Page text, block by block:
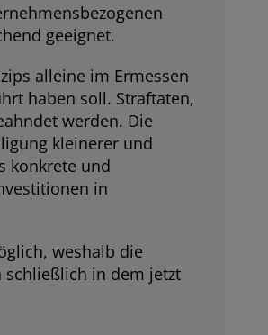
geeignet.
alleine im Ermessen
haben soll. Straftaten,
werden. Die
kleinerer und
konkrete und
in
weshalb die
schließlich in dem jetzt